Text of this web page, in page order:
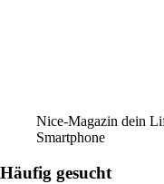
Nice-Magazin dein
Smartphone
Häufig gesucht